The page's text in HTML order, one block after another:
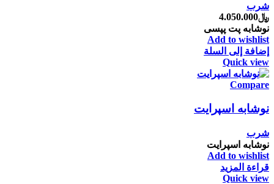
شرب
﷼4.050.000
نوشابه پت پپسی
Add to wishlist
إضافة إلى السلة
Quick view
Compare
نوشابه اسپرایت
شرب
نوشابه اسپرایت
Add to wishlist
قراءة المزيد
Quick view